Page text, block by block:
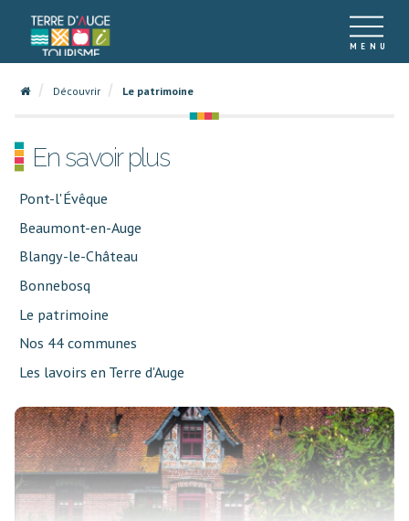
Découvrir Le patrimoine
En savoir plus
Pont-l'Évêque
Beaumont-en-Auge
Blangy-le-Château
Bonnebosq
Le patrimoine
Nos 44 communes
Les lavoirs en Terre d'Auge